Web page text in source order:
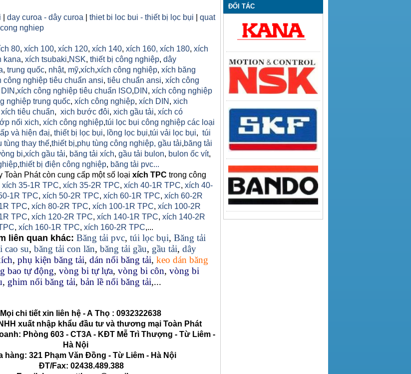
day curoa - dây curoa thiet bi loc bui - thiết bị lọc bụi
quat
nghiep
80, xích 100, xích 120, xích 140, xích 160, xích 180, xích
kana, xích tsubaki,NSK, thiết bị công nghiệp, dây
, trung quốc, nhật, mỹ,xích,xích công nghiệp, xích băng
công nghiệp tiêu chuẩn ansi, tiêu chuẩn ansi, xích công
,xích công nghiệp tiêu chuẩn ISO,DIN , xích công nghiệp
nghiệp trung quốc, xích công nghiệp, xích DIN , xich
xích tiêu chuẩn, xich bước đôi, xich gầu tải, xích có
nối xich, xích công nghiệp,túi lọc bụi công nghiệp các loại
và hiện đaị, thiết bị lọc bụi, lồng lọc bụi,túi vải lọc bụi, túi
tùng thay thế,thiết bị,phụ tùng công nghiệp, gầu tải,băng tải
bi,xích gầu tải, băng tải xích, gầu tải bulon, bulon ốc vít,
,thiết bị điện công nghiệp, băng tải pvc...
Toàn Phát còn cung cấp một số loại xích TPC trong công
xích 35-1R TPC, xích 35-2R TPC, xích 40-1R TPC, xích 40-
1R TPC, xích 50-2R TPC, xích 60-1R TPC, xích 60-2R
TPC, xích 80-2R TPC, xích 100-1R TPC, xích 100-2R
TPC, xích 120-2R TPC, xích 140-1R TPC, xích 140-2R
, xích 160-1R TPC, xích 160-2R TPC,...
liên quan khác: Băng tải pvc, túi lọc bụi, Băng tải
cao su, băng tải con lăn, băng tải gầu, gầu tải, dây
, phụ kiện băng tải, dán nối băng tải, keo dán băng
bao tự động, vòng bi tự lựa, vòng bi côn, vòng bi
, ghim nối băng tải, bản lề nối băng tải,...
Mọi chi tiết xin liên hệ - A Thọ : 0932322638
xuất nhập khẩu đầu tư và thương mại Toàn Phát
Phòng 603 - CT3A - KĐT Mễ Trì Thượng - Từ Liêm -
Hà Nội
321 Phạm Văn Đồng - Từ Liêm - Hà Nội
ĐT/Fax: 02438.489.388
ĐỐI TÁC